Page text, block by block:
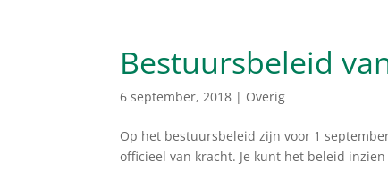
Bestuursbeleid
6 september, 2018 | Overig
Op het bestuursbeleid zijn voor 1
officieel van kracht. Je kunt het beleid